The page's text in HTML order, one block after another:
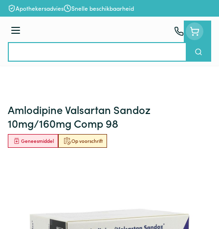
Ga naar de inhoud
Apothekersadvies Snelle beschikbaarheid
Menu
Zoek
Amlodipine Valsartan Sandoz
10mg/160mg Comp 98
Op voorschrift
Geneesmiddel